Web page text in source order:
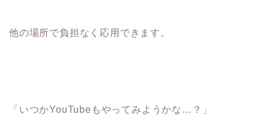
他の場所で負担なく応用できます。
「いつかYouTubeもやってみようかな…？」